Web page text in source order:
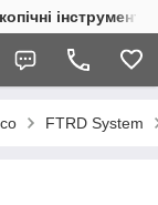
інструменти
FTRD System